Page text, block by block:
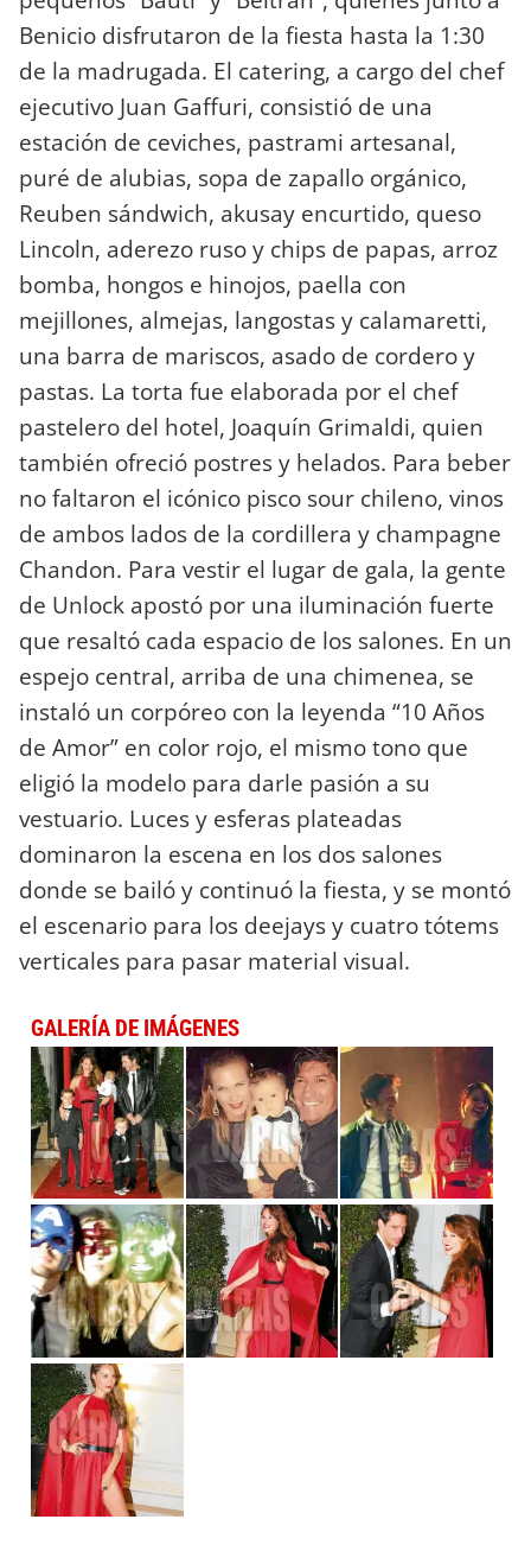
Benicio disfrutaron de la fiesta hasta la 1:30
de la madrugada. El catering, a cargo del chef
ejecutivo Juan Gaffuri, consistió de una
estación de ceviches, pastrami artesanal,
puré de alubias, sopa de zapallo orgánico,
Reuben sándwich, akusay encurtido, queso
Lincoln, aderezo ruso y chips de papas, arroz
bomba, hongos e hinojos, paella con
mejillones, almejas, langostas y calamaretti,
una barra de mariscos, asado de cordero y
pastas. La torta fue elaborada por el chef
pastelero del hotel, Joaquín Grimaldi, quien
también ofreció postres y helados. Para beber
no faltaron el icónico pisco sour chileno, vinos
de ambos lados de la cordillera y champagne
Chandon. Para vestir el lugar de gala, la gente
de Unlock apostó por una iluminación fuerte
que resaltó cada espacio de los salones. En un
espejo central, arriba de una chimenea, se
instaló un corpóreo con la leyenda “10 Años
de Amor” en color rojo, el mismo tono que
eligió la modelo para darle pasión a su
vestuario. Luces y esferas plateadas
dominaron la escena en los dos salones
donde se bailó y continuó la fiesta, y se montó
el escenario para los deejays y cuatro tótems
verticales para pasar material visual.
GALERÍA DE IMÁGENES